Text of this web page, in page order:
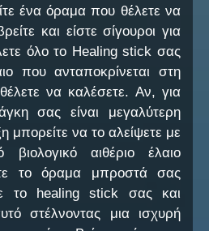
ένα όραμα που θέλετε να
και είστε σίγουροι για
όλο το Healing stick σας
που ανταποκρίνεται στη
να καλέσετε. Αν, για
σας είναι μεγαλύτερη
μπορείτε να το αλείψετε με
αιθέριο έλαιο
το όραμα μπροστά σας
το healing stick σας και
στέλνοντας μια ισχυρή